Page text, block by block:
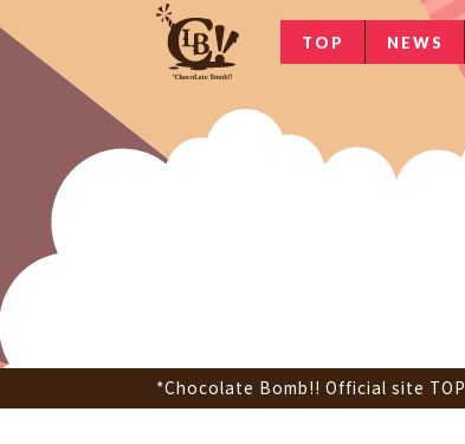
TOP NEWS
*Chocolate Bomb!! Official site TOP